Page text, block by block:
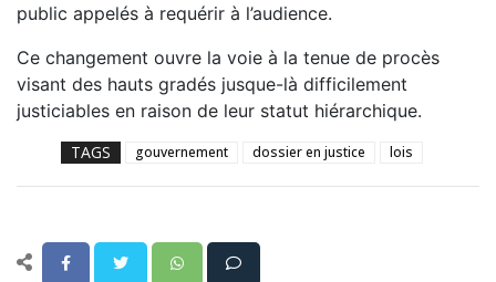
public appelés à requérir à l’audience.
Ce changement ouvre la voie à la tenue de procès
visant des hauts gradés jusque-là difficilement
justiciables en raison de leur statut hiérarchique.
TAGS gouvernement dossier en justice lois